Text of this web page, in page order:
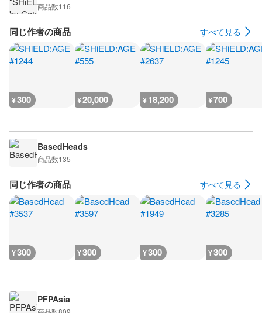
商品数116
同じ作者の商品 すべて見る
¥300 ¥20,000 ¥18,200 ¥700
BasedHeads
商品数135
同じ作者の商品 すべて見る
¥300 ¥300 ¥300 ¥300
PFPAsia